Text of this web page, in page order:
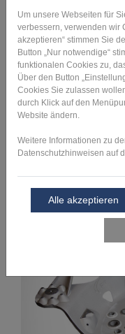
Angebot einholen >
Ansprechpartner